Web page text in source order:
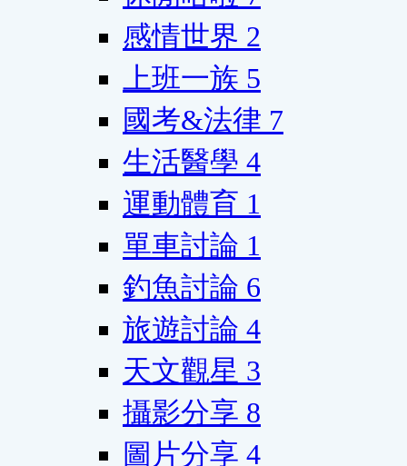
感情世界 2
上班一族 5
國考&法律 7
生活醫學 4
運動體育 1
單車討論 1
釣魚討論 6
旅遊討論 4
天文觀星 3
攝影分享 8
圖片分享 4